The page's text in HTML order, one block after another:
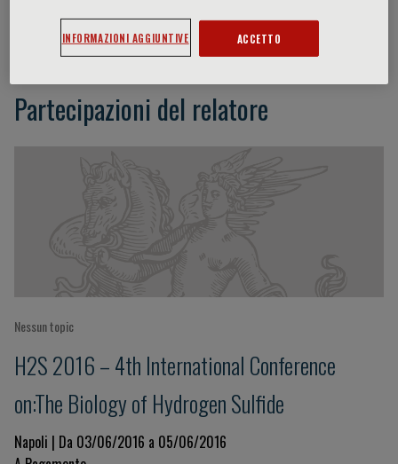
F. Bouillaud
Partecipazioni del relatore
Nessun topic
H2S 2016 – 4th International Conference
on:The Biology of Hydrogen Sulfide
Napoli | Da 03/06/2016 a 05/06/2016
INFORMAZIONI AGGIUNTIVE ACCETTO